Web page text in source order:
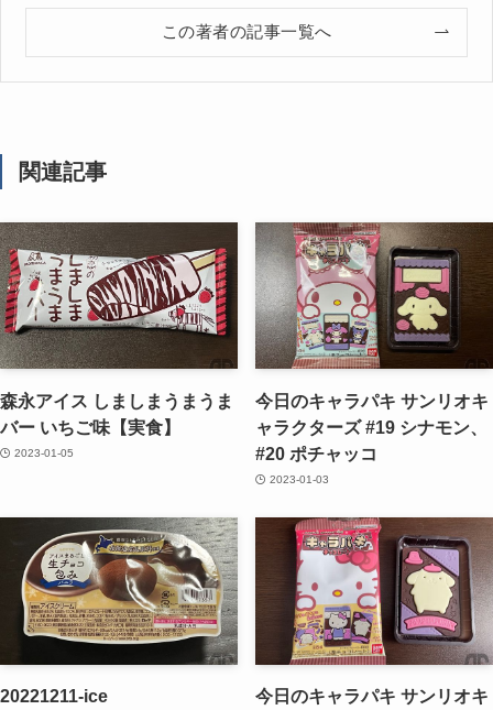
この著者の記事一覧へ
関連記事
森永アイス しましまうまうま
バー いちご味【実食】
2023-01-05
今日のキャラパキ サンリオキ
ャラクターズ #19 シナモン、
#20 ポチャッコ
2023-01-03
20221211-ice
今日のキャラパキ サンリオキ